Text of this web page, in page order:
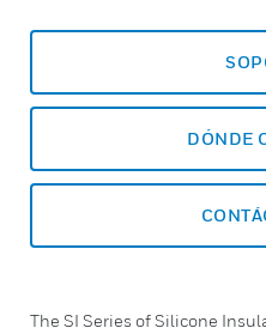
DÓNDE
The SI Series of Silicone